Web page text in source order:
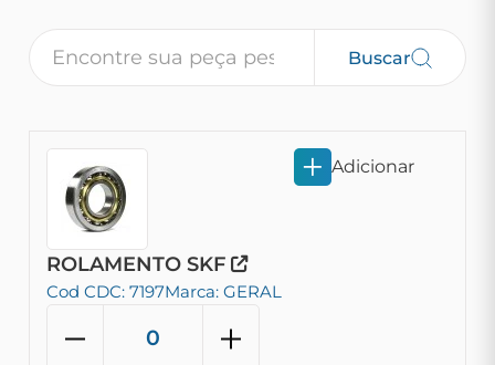
Buscar
ROLAMENTO SKF
Cod CDC: 7197Marca: GERAL
Adicionar